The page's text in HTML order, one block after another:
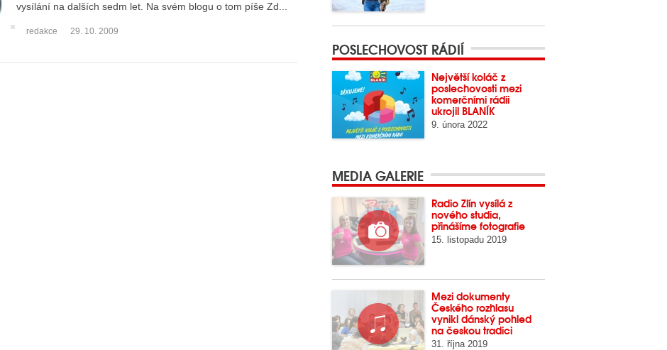
vysílání na dalších sedm let. Na svém blogu o tom píše Zd...
redakce 29. 10. 2009
POSLECHOVOST RÁDIÍ
Největší koláč z
poslechovosti mezi
komerčními rádii
ukrojil BLANÍK
9. února 2022
MEDIA GALERIE
Radio Zlín vysílá z
nového studia,
přinášíme fotografie
15. listopadu 2019
Mezi dokumenty
Českého rozhlasu
vynikl dánský pohled
na českou tradici
31. října 2019